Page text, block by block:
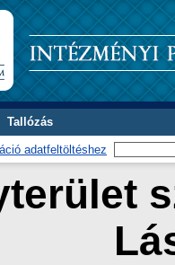
Tallózás
adatfeltöltéshez